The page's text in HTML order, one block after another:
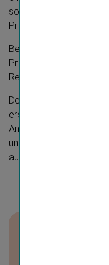
so können die
Prognosen abweichen.
Bei der Summierung
Prozentangaben
Rechendifferenzen
Der Geschäftsbericht
erstellt, um die
Angaben in allen
und Druck­fehler
ausgeschlossen werden.